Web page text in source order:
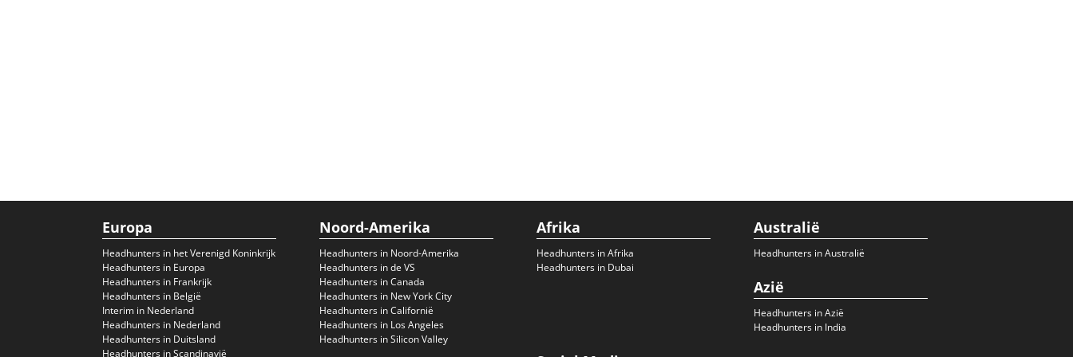
Europa
Headhunters in het Verenigd Koninkrijk
Headhunters in Europa
Headhunters in Frankrijk
Headhunters in België
Interim in Nederland
Headhunters in Nederland
Headhunters in Duitsland
Headhunters in Scandinavië
Noord-Amerika
Headhunters in Noord-Amerika
Headhunters in de VS
Headhunters in Canada
Headhunters in New York City
Headhunters in Californië
Headhunters in Los Angeles
Headhunters in Silicon Valley
Afrika
Headhunters in Afrika
Headhunters in Dubai
Australië
Headhunters in Australië
Azië
Headhunters in Azië
Headhunters in India